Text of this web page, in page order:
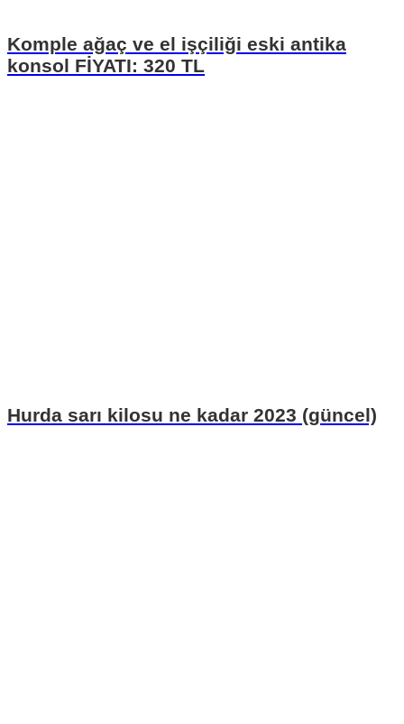
Komple ağaç ve el işçiliği eski antika
konsol FİYATI: 320 TL
Hurda sarı kilosu ne kadar 2023 (güncel)